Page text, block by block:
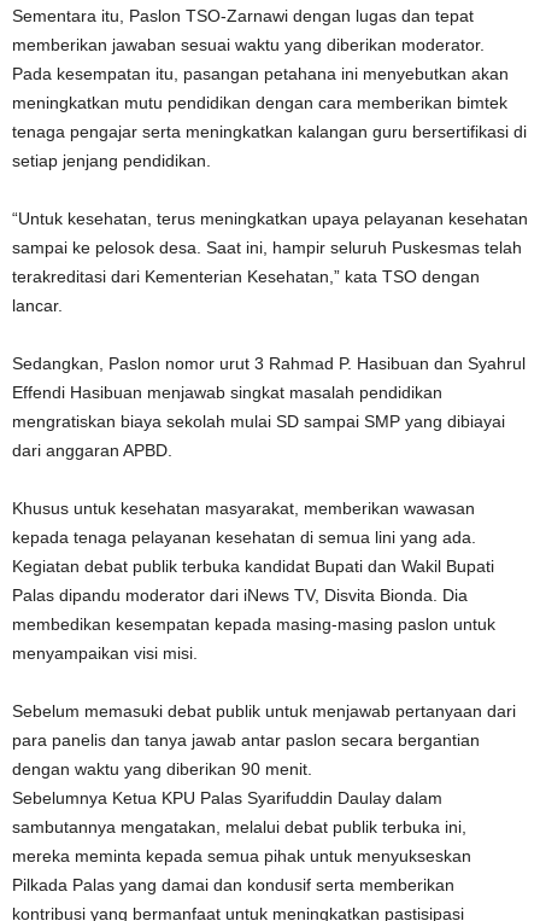
Sementara itu, Paslon TSO-Zarnawi dengan lugas dan tepat
memberikan jawaban sesuai waktu yang diberikan moderator.
Pada kesempatan itu, pasangan petahana ini menyebutkan akan
meningkatkan mutu pendidikan dengan cara memberikan bimtek
tenaga pengajar serta meningkatkan kalangan guru bersertifikasi di
setiap jenjang pendidikan.
“Untuk kesehatan, terus meningkatkan upaya pelayanan kesehatan
sampai ke pelosok desa. Saat ini, hampir seluruh Puskesmas telah
terakreditasi dari Kementerian Kesehatan,” kata TSO dengan
lancar.
Sedangkan, Paslon nomor urut 3 Rahmad P. Hasibuan dan Syahrul
Effendi Hasibuan menjawab singkat masalah pendidikan
mengratiskan biaya sekolah mulai SD sampai SMP yang dibiayai
dari anggaran APBD.
Khusus untuk kesehatan masyarakat, memberikan wawasan
kepada tenaga pelayanan kesehatan di semua lini yang ada.
Kegiatan debat publik terbuka kandidat Bupati dan Wakil Bupati
Palas dipandu moderator dari iNews TV, Disvita Bionda. Dia
membedikan kesempatan kepada masing-masing paslon untuk
menyampaikan visi misi.
Sebelum memasuki debat publik untuk menjawab pertanyaan dari
para panelis dan tanya jawab antar paslon secara bergantian
dengan waktu yang diberikan 90 menit.
Sebelumnya Ketua KPU Palas Syarifuddin Daulay dalam
sambutannya mengatakan, melalui debat publik terbuka ini,
mereka meminta kepada semua pihak untuk menyukseskan
Pilkada Palas yang damai dan kondusif serta memberikan
kontribusi yang bermanfaat untuk meningkatkan pastisipasi